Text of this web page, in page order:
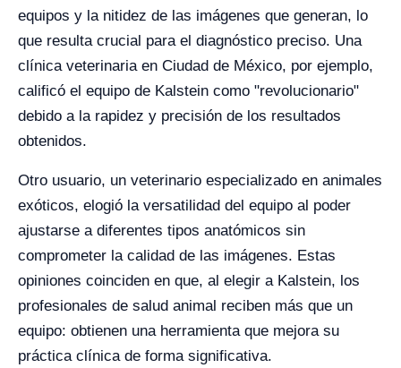
equipos y la nitidez de las imágenes que generan, lo
que resulta crucial para el diagnóstico preciso. Una
clínica veterinaria en Ciudad de México, por ejemplo,
calificó el equipo de Kalstein como "revolucionario"
debido a la rapidez y precisión de los resultados
obtenidos.
Otro usuario, un veterinario especializado en animales
exóticos, elogió la versatilidad del equipo al poder
ajustarse a diferentes tipos anatómicos sin
comprometer la calidad de las imágenes. Estas
opiniones coinciden en que, al elegir a Kalstein, los
profesionales de salud animal reciben más que un
equipo: obtienen una herramienta que mejora su
práctica clínica de forma significativa.